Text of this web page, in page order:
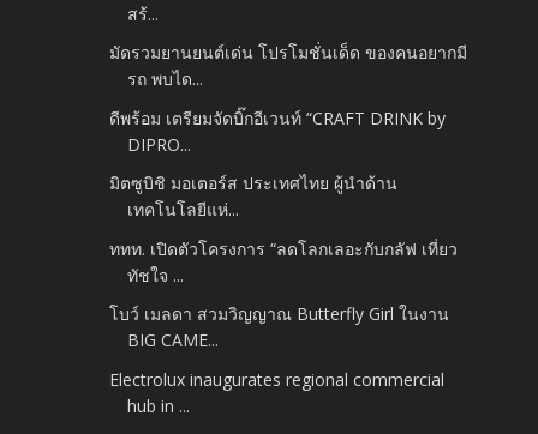
สร้...
มัดรวมยานยนต์เด่น โปรโมชั่นเด็ด ของคนอยากมี
รถ พบได...
ดีพร้อม เตรียมจัดบิ๊กอีเวนท์ “CRAFT DRINK by
DIPRO...
มิตซูบิชิ มอเตอร์ส ประเทศไทย ผู้นำด้าน
เทคโนโลยีแห่...
ททท. เปิดตัวโครงการ “ลดโลกเลอะกับกลัฟ เที่ยว
ทัชใจ ...
โบว์ เมลดา สวมวิญญาณ Butterfly Girl ในงาน
BIG CAME...
Electrolux inaugurates regional commercial
hub in ...